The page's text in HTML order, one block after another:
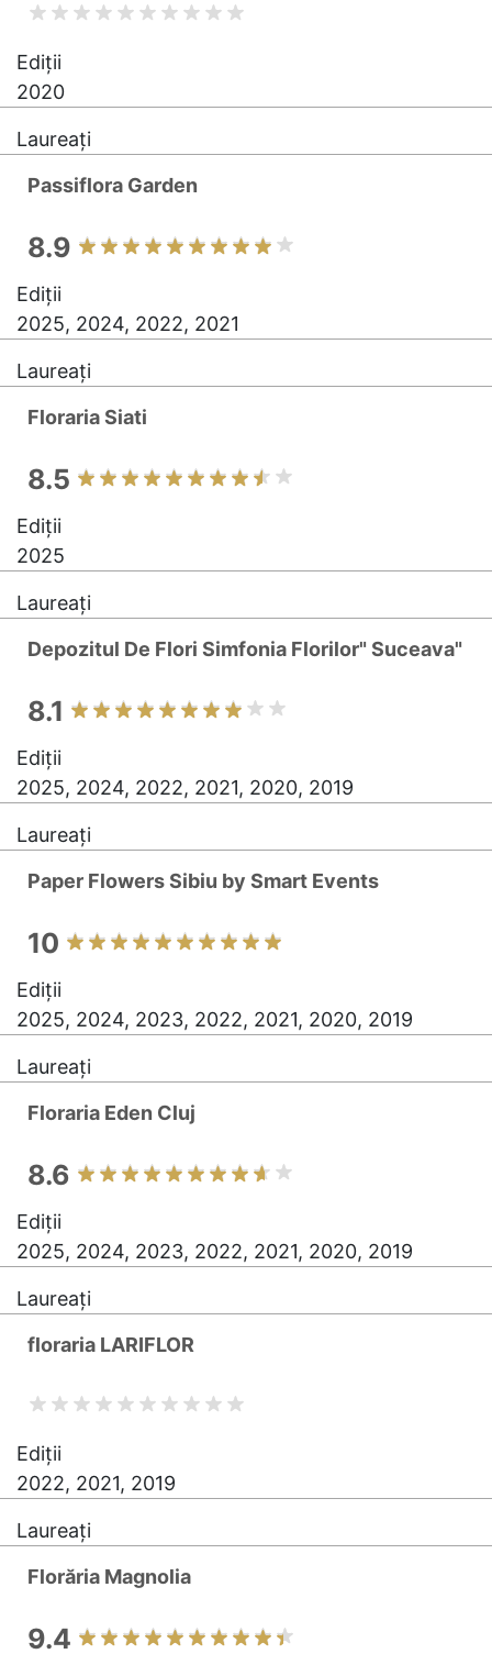
Ediții
2020
Laureați
Passiflora Garden
8.9
Ediții
2025, 2024, 2022, 2021
Laureați
Floraria Siati
8.5
Ediții
2025
Laureați
Depozitul De Flori Simfonia Florilor" Suceava"
8.1
Ediții
2025, 2024, 2022, 2021, 2020, 2019
Laureați
Paper Flowers Sibiu by Smart Events
10
Ediții
2025, 2024, 2023, 2022, 2021, 2020, 2019
Laureați
Floraria Eden Cluj
8.6
Ediții
2025, 2024, 2023, 2022, 2021, 2020, 2019
Laureați
floraria LARIFLOR
Ediții
2022, 2021, 2019
Laureați
Florăria Magnolia
9.4